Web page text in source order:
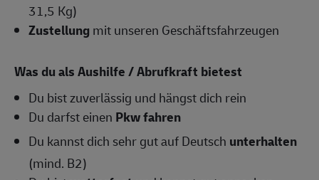
31,5 Kg)
Zustellungmit unseren Geschäftsfahrzeugen
Was du als Aushilfe / Abrufkraft bietest
Du bist zuverlässig und hängst dich rein
Du darfst einen Pkw fahren
Du kannst dich sehr gut auf Deutsch unterhalten
(mind. B2)